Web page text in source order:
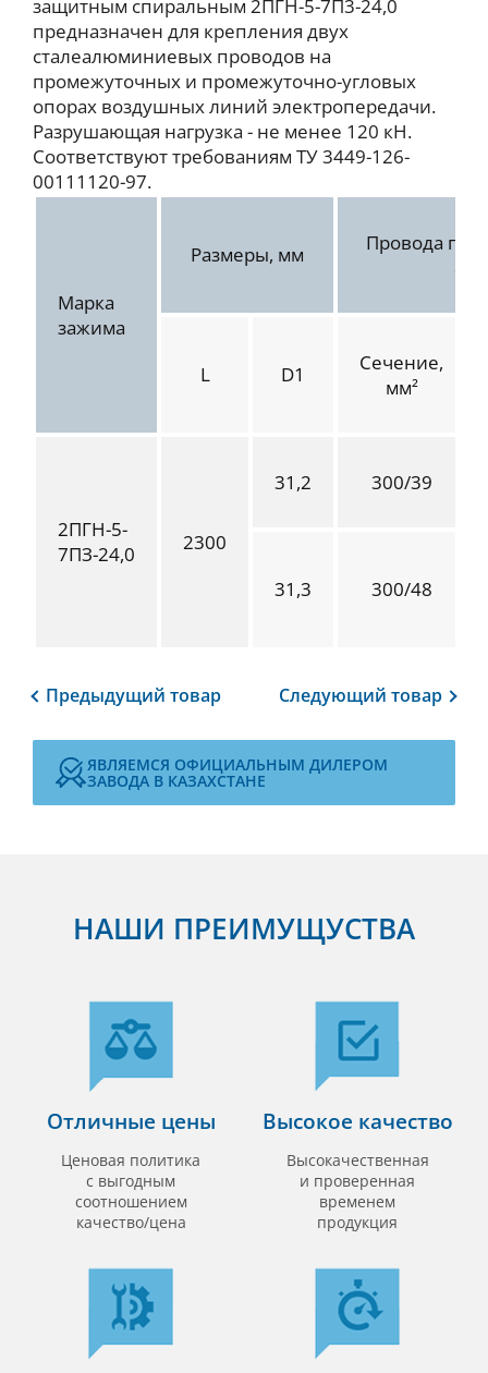
защитным спиральным 2ПГН-5-7П3-24,0
предназначен для крепления двух
сталеалюминиевых проводов на
промежуточных и промежуточно-угловых
опорах воздушных линий электропередачи.
Разрушающая нагрузка - не менее 120 кН.
Соответствуют требованиям ТУ 3449-126-
00111120-97.
Марка
зажима
Размеры, мм
Провода по
L D1
Сечение,
мм²
2ПГН-5-
7ПЗ-24,0
2300
31,2 300/39
31,3 300/48
Предыдущий товар Следующий товар
ЯВЛЯЕМСЯ ОФИЦИАЛЬНЫМ ДИЛЕРОМ
ЗАВОДА В КАЗАХСТАНЕ
НАШИ ПРЕИМУЩУСТВА
Отличные цены
Ценовая политика
с выгодным
соотношением
качество/цена
Высокое качество
Высокачественная
и проверенная
временем
продукция